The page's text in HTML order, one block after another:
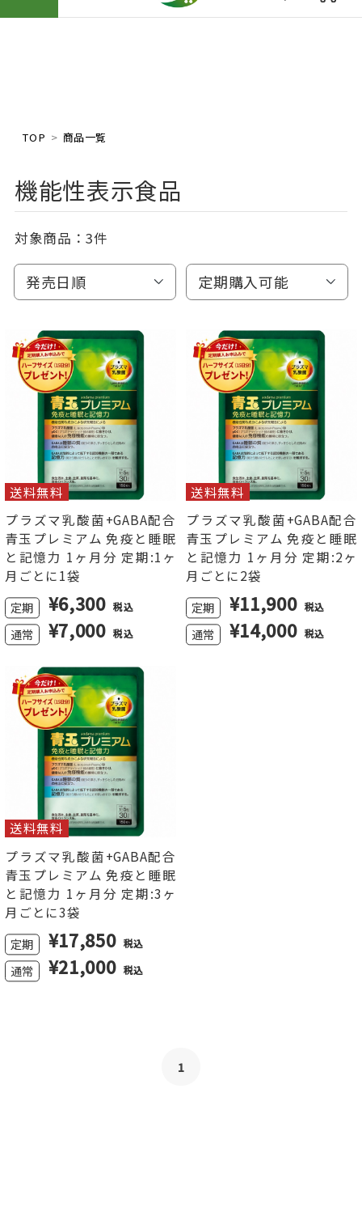
TOP 商品一覧
機能性表示食品
対象商品：3件
発売日順 定期購入可能
送料無料
プラズマ乳酸菌+GABA配合
青玉プレミアム 免疫と睡眠
と記憶力 1ヶ月分 定期:1ヶ
月ごとに1袋
定期 ¥6,300 税込
通常 ¥7,000 税込
送料無料
プラズマ乳酸菌+GABA配合
青玉プレミアム 免疫と睡眠
と記憶力 1ヶ月分 定期:2ヶ
月ごとに2袋
定期 ¥11,900 税込
通常 ¥14,000 税込
送料無料
プラズマ乳酸菌+GABA配合
青玉プレミアム 免疫と睡眠
と記憶力 1ヶ月分 定期:3ヶ
月ごとに3袋
定期 ¥17,850 税込
通常 ¥21,000 税込
1